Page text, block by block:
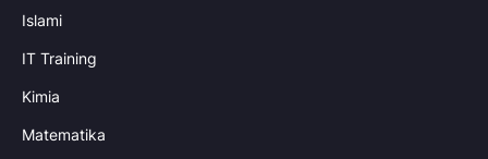
Islami
IT Training
Kimia
Matematika